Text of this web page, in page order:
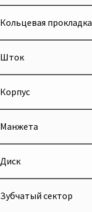
Кольцевая прокладка
Шток
Корпус
Манжета
Диск
Зубчатый сектор